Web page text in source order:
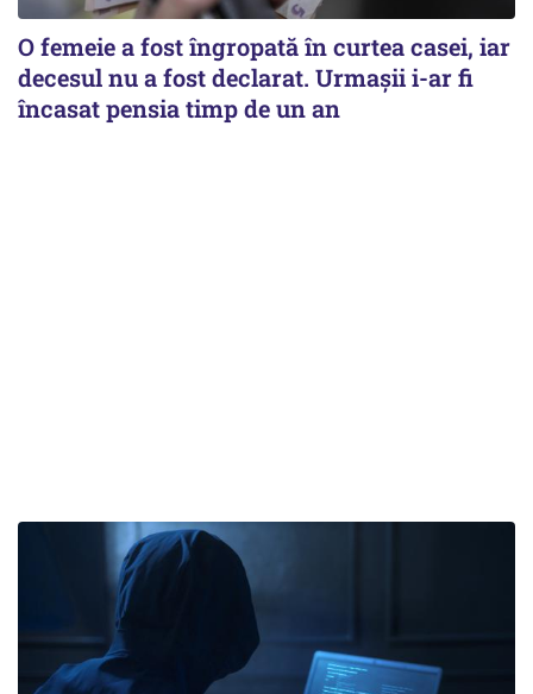
O femeie a fost îngropată în curtea casei, iar
decesul nu a fost declarat. Urmașii i-ar fi
încasat pensia timp de un an